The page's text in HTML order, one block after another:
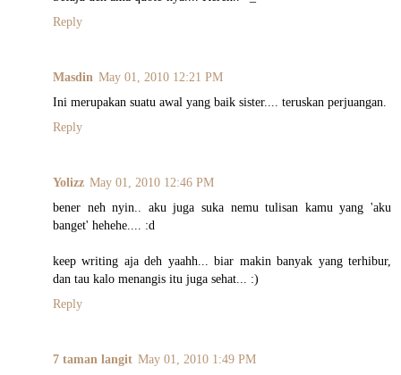
Reply
Masdin May 01, 2010 12:21 PM
Ini merupakan suatu awal yang baik sister.... teruskan perjuangan.
Reply
Yolizz May 01, 2010 12:46 PM
bener neh nyin.. aku juga suka nemu tulisan kamu yang 'aku
banget' hehehe.... :d
keep writing aja deh yaahh... biar makin banyak yang terhibur,
dan tau kalo menangis itu juga sehat... :)
Reply
7 taman langit May 01, 2010 1:49 PM